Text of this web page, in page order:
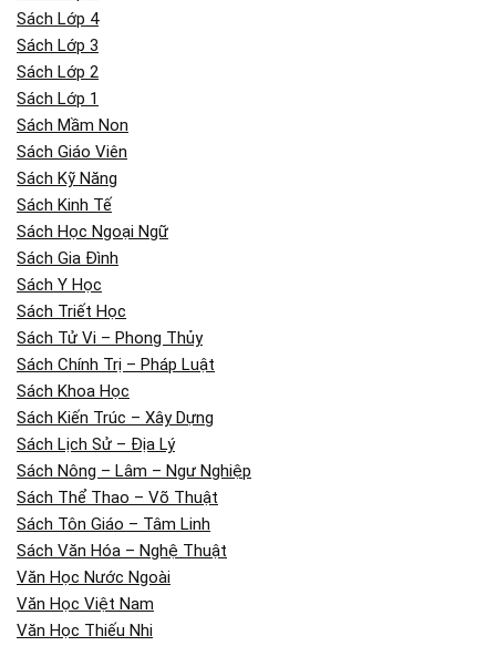
Sách Lớp 4
Sách Lớp 3
Sách Lớp 2
Sách Lớp 1
Sách Mầm Non
Sách Giáo Viên
Sách Kỹ Năng
Sách Kinh Tế
Sách Học Ngoại Ngữ
Sách Gia Đình
Sách Y Học
Sách Triết Học
Sách Tử Vi – Phong Thủy
Sách Chính Trị – Pháp Luật
Sách Khoa Học
Sách Kiến Trúc – Xây Dựng
Sách Lịch Sử – Địa Lý
Sách Nông – Lâm – Ngư Nghiệp
Sách Thể Thao – Võ Thuật
Sách Tôn Giáo – Tâm Linh
Sách Văn Hóa – Nghệ Thuật
Văn Học Nước Ngoài
Văn Học Việt Nam
Văn Học Thiếu Nhi